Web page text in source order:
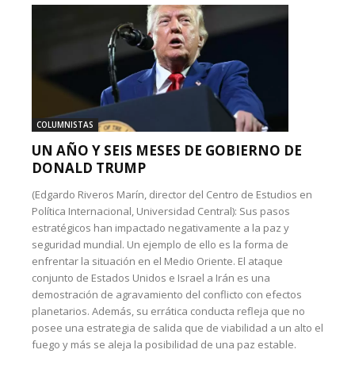
COLUMNISTAS
UN AÑO Y SEIS MESES DE GOBIERNO DE
DONALD TRUMP
(Edgardo Riveros Marín, director del Centro de Estudios en
Política Internacional, Universidad Central): Sus pasos
estratégicos han impactado negativamente a la paz y
seguridad mundial. Un ejemplo de ello es la forma de
enfrentar la situación en el Medio Oriente. El ataque
conjunto de Estados Unidos e Israel a Irán es una
demostración de agravamiento del conflicto con efectos
planetarios. Además, su errática conducta refleja que no
posee una estrategia de salida que de viabilidad a un alto el
fuego y más se aleja la posibilidad de una paz estable.